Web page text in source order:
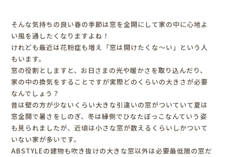
そんな気持ちの良い春の季節は窓を全開にして家の中に心地よ
い風を通したくなりますよね！
けれども最近は花粉症も増え「窓は開けたくな～い」という人
もいます。
窓の役割としますと、お日さまの光や暖かさを取り込んだり、
家の中の換気をすることですが実際どのくらいの大きさが必要
なんでしょう？
昔は壁の方が少ないくらい大きな引違いの窓がついていて夏は
窓全開で暑さをしのぎ、冬は縁側でひなたぼっこなんていう姿
も見られましたが、近頃は小さな窓が数えるくらいしかついて
いない家が多いです。
ABSTYLEの建物も吹き抜けの大きな窓以外は必要最低限の窓だ